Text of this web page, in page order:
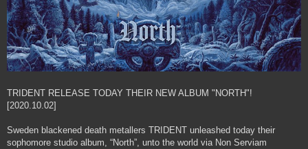
TRIDENT RELEASE TODAY THEIR NEW ALBUM "NORTH"!
[2020.10.02]
Sweden blackened death metallers TRIDENT unleashed today their
sophomore studio album, “North”, unto the world via Non Serviam